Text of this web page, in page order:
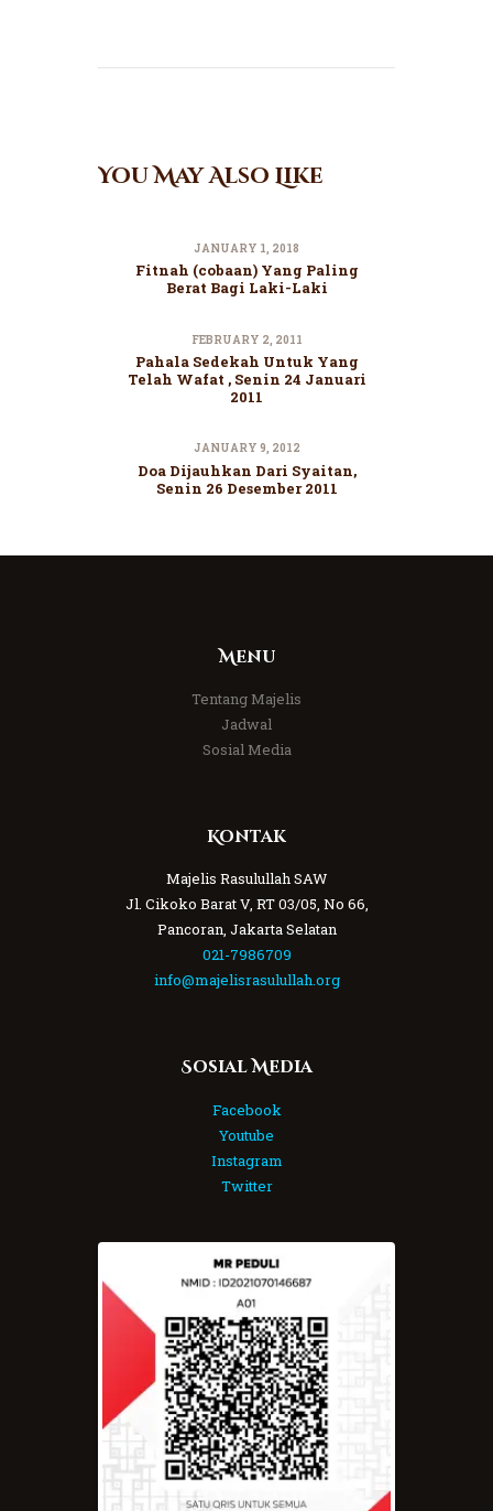
You May Also Like
JANUARY 1, 2018
Fitnah (cobaan) Yang Paling
Berat Bagi Laki-Laki
FEBRUARY 2, 2011
Pahala Sedekah Untuk Yang
Telah Wafat , Senin 24 Januari
2011
JANUARY 9, 2012
Doa Dijauhkan Dari Syaitan,
Senin 26 Desember 2011
Menu
Tentang Majelis
Jadwal
Sosial Media
Kontak
Majelis Rasulullah SAW
Jl. Cikoko Barat V, RT 03/05, No 66,
Pancoran, Jakarta Selatan
021-7986709
info@majelisrasulullah.org
Sosial Media
Facebook
Youtube
Instagram
Twitter